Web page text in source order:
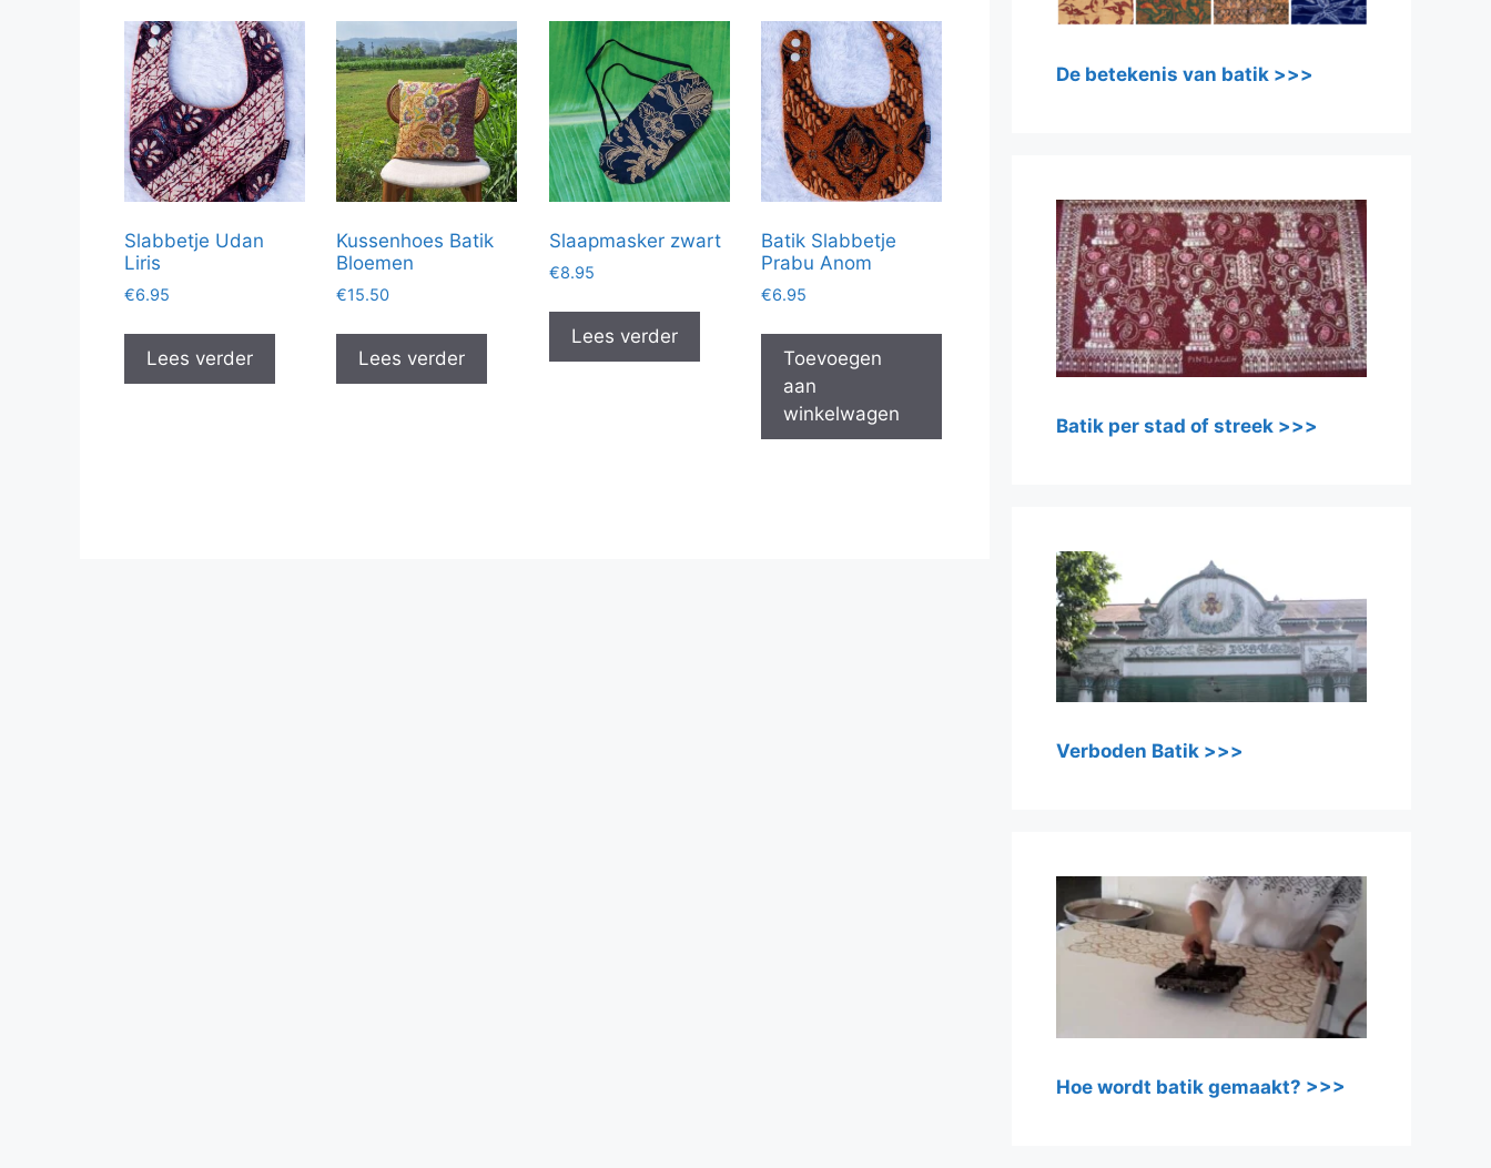
Slabbetje Udan
Liris
€6.95
Lees verder
Kussenhoes Batik
Bloemen
€15.50
Lees verder
Slaapmasker zwart
€8.95
Lees verder
Batik Slabbetje
Prabu Anom
€6.95
Toevoegen
aan
winkelwagen
De betekenis van batik >>>
Batik per stad of streek >>>
Verboden Batik >>>
Hoe wordt batik gemaakt? >>>